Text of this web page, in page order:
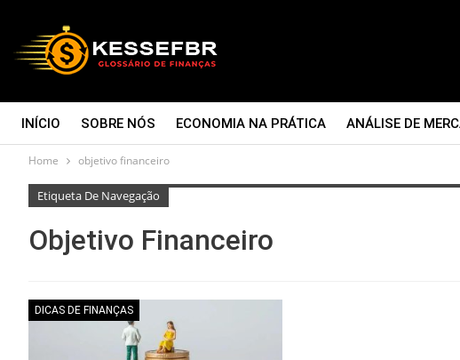
INÍCIO SOBRE NÓS ECONOMIA NA PRÁTICA ANÁLISE DE
CONTATO
Home objetivo financeiro
Etiqueta De Navegação
Objetivo Financeiro
DICAS DE FINANÇAS